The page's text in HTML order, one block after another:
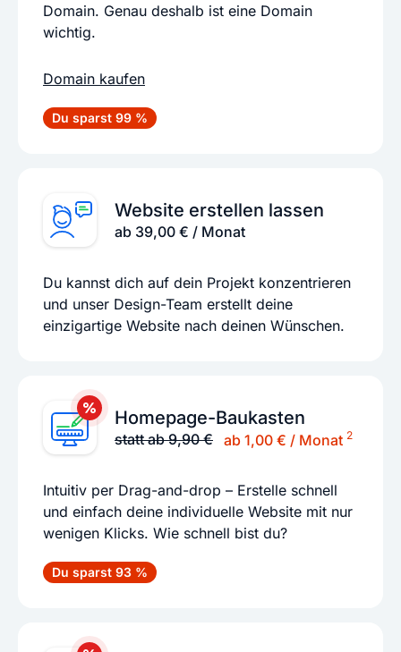
Domain. Genau deshalb ist eine Domain
wichtig.
Domain kaufen
Du sparst 99 %
Website erstellen lassen
ab 39,00 € / Monat
Du kannst dich auf dein Projekt konzentrieren
und unser Design-Team erstellt deine
einzigartige Website nach deinen Wünschen.
Homepage-Baukasten
statt ab 9,90 € ab 1,00 € / Monat 2
Intuitiv per Drag-and-drop – Erstelle schnell
und einfach deine individuelle Website mit nur
wenigen Klicks. Wie schnell bist du?
Du sparst 93 %